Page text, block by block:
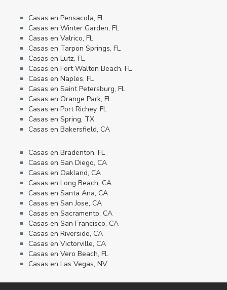
Casas en Pensacola, FL
Casas en Winter Garden, FL
Casas en Valrico, FL
Casas en Tarpon Springs, FL
Casas en Lutz, FL
Casas en Fort Walton Beach, FL
Casas en Naples, FL
Casas en Saint Petersburg, FL
Casas en Orange Park, FL
Casas en Port Richey, FL
Casas en Spring, TX
Casas en Bakersfield, CA
Casas en Bradenton, FL
Casas en San Diego, CA
Casas en Oakland, CA
Casas en Long Beach, CA
Casas en Santa Ana, CA
Casas en San Jose, CA
Casas en Sacramento, CA
Casas en San Francisco, CA
Casas en Riverside, CA
Casas en Victorville, CA
Casas en Vero Beach, FL
Casas en Las Vegas, NV